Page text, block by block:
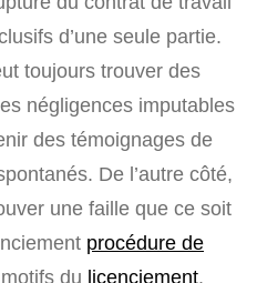
d’une seule partie.
toujours trouver des
négligences imputables
des témoignages de
De l’autre côté,
une faille que ce soit
procédure de
du licenciement.